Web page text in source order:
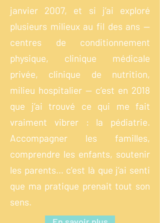
janvier 2007, et si j’ai exploré
plusieurs milieux au fil des ans —
centres de conditionnement
physique, clinique médicale
privée, clinique de nutrition,
milieu hospitalier — c’est en 2018
que j’ai trouvé ce qui me fait
vraiment vibrer : la pédiatrie.
Accompagner les familles,
comprendre les enfants, soutenir
les parents… c’est là que j’ai senti
que ma pratique prenait tout son
sens.